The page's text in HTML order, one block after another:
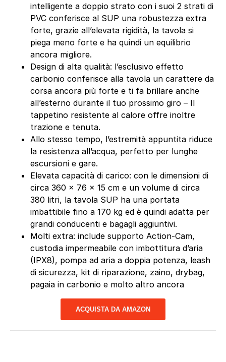
intelligente a doppio strato con i suoi 2 strati di
PVC conferisce al SUP una robustezza extra
forte, grazie all’elevata rigidità, la tavola si
piega meno forte e ha quindi un equilibrio
ancora migliore.
Design di alta qualità: l’esclusivo effetto
carbonio conferisce alla tavola un carattere da
corsa ancora più forte e ti fa brillare anche
all’esterno durante il tuo prossimo giro – Il
tappetino resistente al calore offre inoltre
trazione e tenuta.
Allo stesso tempo, l’estremità appuntita riduce
la resistenza all’acqua, perfetto per lunghe
escursioni e gare.
Elevata capacità di carico: con le dimensioni di
circa 360 x 76 x 15 cm e un volume di circa
380 litri, la tavola SUP ha una portata
imbattibile fino a 170 kg ed è quindi adatta per
grandi conducenti e bagagli aggiuntivi.
Molti extra: include supporto Action-Cam,
custodia impermeabile con imbottitura d’aria
(IPX8), pompa ad aria a doppia potenza, leash
di sicurezza, kit di riparazione, zaino, drybag,
pagaia in carbonio e molto altro ancora
ACQUISTA DA AMAZON